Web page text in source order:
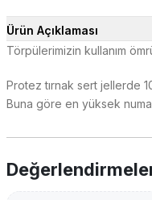
Ürün Açıklaması
Törpülerimizin kullanım
Protez tırnak sert jellerde
Buna göre en yüksek